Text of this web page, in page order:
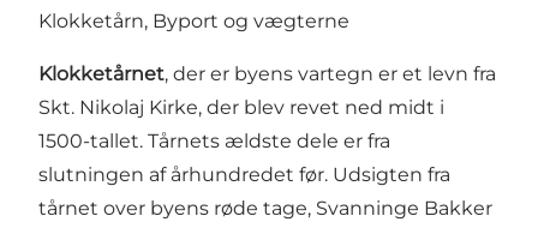
Klokketårn, Byport og vægterne
Klokketårnet, der er byens vartegn er et levn fra
Skt. Nikolaj Kirke, der blev revet ned midt i
1500-tallet. Tårnets ældste dele er fra
slutningen af århundredet før. Udsigten fra
tårnet over byens røde tage, Svanninge Bakker